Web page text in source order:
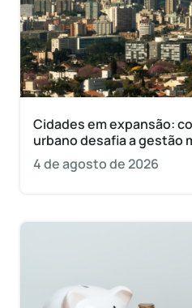
Cidades em expansão:
urbano desafia a gestão
4 de agosto de 2026